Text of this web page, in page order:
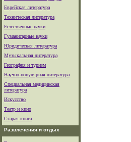
Еврейская литература
Техническая литература
Естественные науки
Гуманитарные науки
Юридическая литература
Музыкальная литература
География и туризм
Научно-популярная литература
Специальная медицинская
литература
Искусство
Театр и кино
Старая книга
Развлечения и отдых